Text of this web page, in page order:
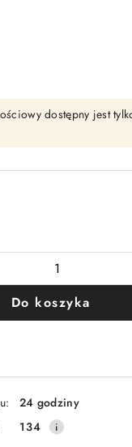
dostępny jest
Do koszyka
Wyślij
24 godziny
134